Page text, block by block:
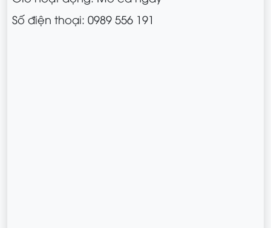
Số điện thoại: 0989 556 191